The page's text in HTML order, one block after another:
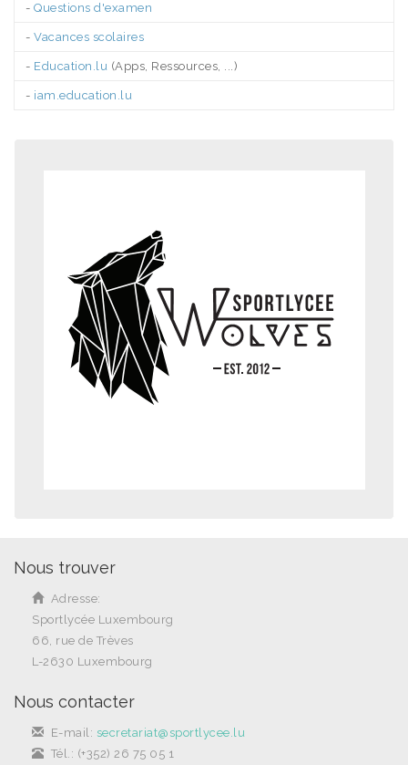
- Questions d'examen
- Vacances scolaires
- Education.lu (Apps, Ressources, ...)
- iam.education.lu
Nous trouver
Adresse:
Sportlycée Luxembourg
66, rue de Trèves
L-2630 Luxembourg
Nous contacter
E-mail: secretariat@sportlycee.lu
Tél.: (+352) 26 75 05 1